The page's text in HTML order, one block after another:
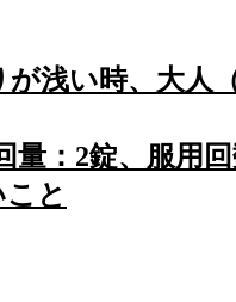
浅い時、大人
：2錠、服用
と